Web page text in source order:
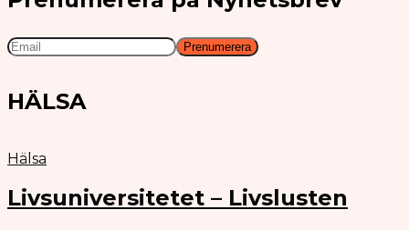
HÄLSA
Hälsa
Livsuniversitetet – Livslusten